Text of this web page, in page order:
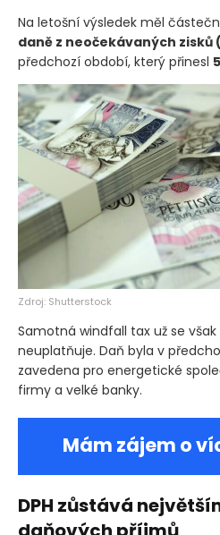
Na letošní výsledek měl
daně z neočekávaných zisků
předchozí období, který přinesl
Zdroj: Shutterstock
Samotná windfall tax už se
neuplatňuje. Daň byla v
zavedena pro energetické
firmy a velké banky.
Mám zájem o
DPH zůstává